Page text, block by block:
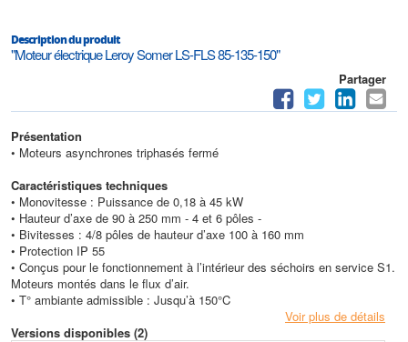
Description du produit
"Moteur électrique Leroy Somer LS-FLS 85-135-150"
Partager
Présentation
• Moteurs asynchrones triphasés fermé
Caractéristiques techniques
• Monovitesse : Puissance de 0,18 à 45 kW
• Hauteur d’axe de 90 à 250 mm - 4 et 6 pôles -
• Bivitesses : 4/8 pôles de hauteur d’axe 100 à 160 mm
• Protection IP 55
• Conçus pour le fonctionnement à l’intérieur des séchoirs en service S1.
Moteurs montés dans le flux d’air.
• T° ambiante admissible : Jusqu’à 150°C
Voir plus de détails
Versions disponibles (2)